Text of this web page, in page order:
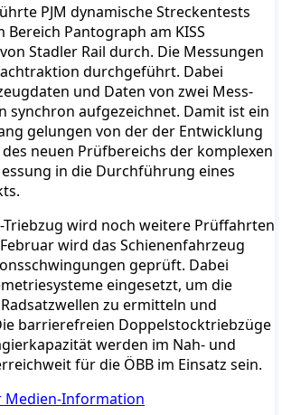
PJM dynamische Streckentests
Bereich Pantograph am KISS
Stadler Rail durch. Die Messungen
durchgeführt. Dabei
und Daten von zwei Mess-
synchron aufgezeichnet. Damit ist ein
gelungen von der der Entwicklung
neuen Prüfbereichs der komplexen
in die Durchführung eines
wird noch weitere Prüffahrten
wird das Schienenfahrzeug
geprüft. Dabei
eingesetzt, um die
zu ermitteln und
barrierefreien Doppelstocktriebzüge
werden im Nah- und
für die ÖBB im Einsatz sein.
Medien-Information